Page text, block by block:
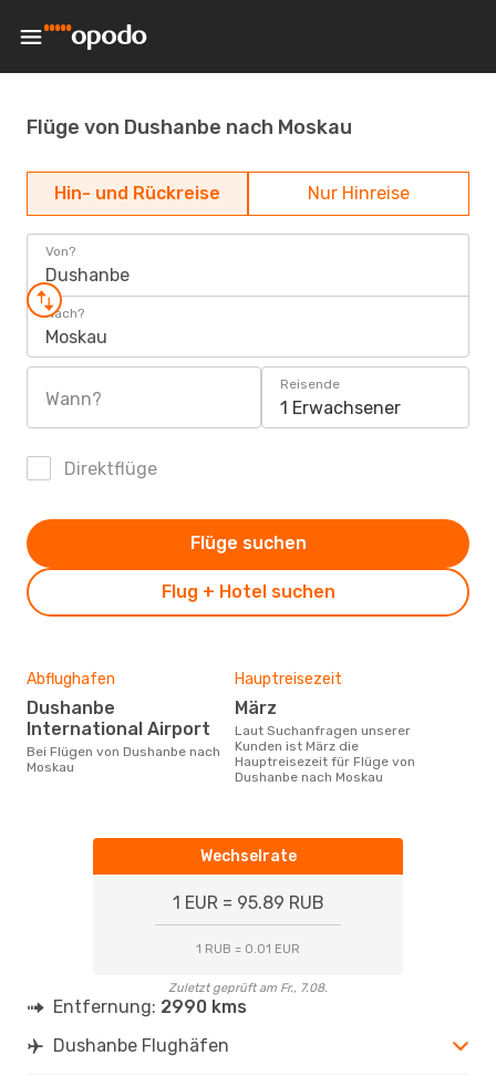
Flüge von Dushanbe nach Moskau
Hin- und Rückreise Nur Hinreise
Von?
Dushanbe
Nach?
Moskau
Wann?
Reisende
1 Erwachsener
Direktflüge
Flug + Hotel suchen
Flüge suchen
Abflughafen
Dushanbe
International Airport
Bei Flügen von Dushanbe nach
Moskau
Hauptreisezeit
März
Laut Suchanfragen unserer
Kunden ist März die
Hauptreisezeit für Flüge von
Dushanbe nach Moskau
Wechselrate
1 EUR = 95.89 RUB
1 RUB = 0.01 EUR
Zuletzt geprüft am Fr., 7.08.
Entfernung: 2990 kms
Dushanbe Flughäfen